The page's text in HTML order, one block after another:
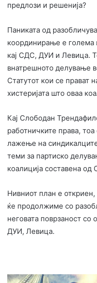
предлози и решенија?
Паниката од
координирање е голема
кај СДС, ДУИ и Левица.
внатрешното делување
Статутот кои се прават
хистеријата што оваа
Кај Слободан
работничките права,
лажење на
теми за партиско
коалиција составена
Нивниот план е
ќе продолжиме со
неговата поврзаност со
ДУИ, Левица.